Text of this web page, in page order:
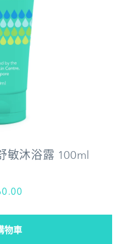
敏沐浴露 100ml